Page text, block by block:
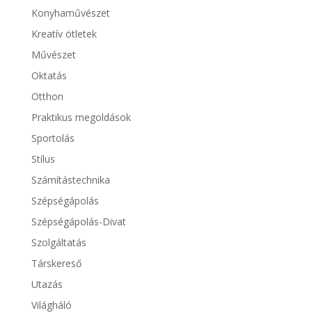
Konyhaművészet
Kreatív ötletek
Művészet
Oktatás
Otthon
Praktikus megoldások
Sportolás
Stílus
Számítástechnika
Szépségápolás
Szépségápolás-Divat
Szolgáltatás
Társkereső
Utazás
Világháló